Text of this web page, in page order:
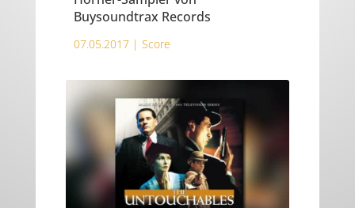
Buysoundtrax Records
07.05.2017 | Score